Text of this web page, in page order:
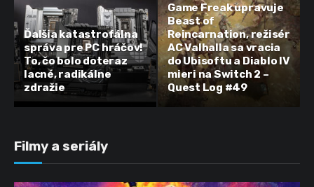
Ďalšia katastrofálna
správa pre PC hráčov!
To, čo bolo doteraz
lacné, radikálne
zdražie
Game Freak upravuje
Beast of
Reincarnation, režisér
AC Valhalla sa vracia
do Ubisoftu a Diablo IV
mieri na Switch 2 –
Quest Log #49
Filmy a seriály